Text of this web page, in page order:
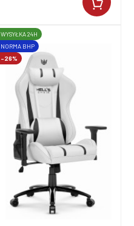
-26%
WYSYŁKA 24H
NORMA BHP